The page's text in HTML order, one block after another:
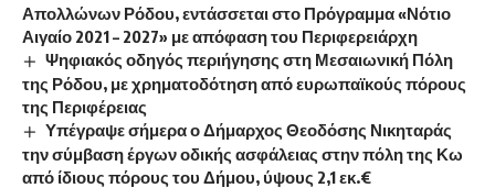
Απολλώνων Ρόδου, εντάσσεται στο Πρόγραμμα «Νότιο
Αιγαίο 2021 – 2027» με απόφαση του Περιφερειάρχη
Ψηφιακός οδηγός περιήγησης στη Μεσαιωνική Πόλη
της Ρόδου, με χρηματοδότηση από ευρωπαϊκούς πόρους
της Περιφέρειας
Υπέγραψε σήμερα ο Δήμαρχος Θεοδόσης Νικηταράς
την σύμβαση έργων οδικής ασφάλειας στην πόλη της Κω
από ίδιους πόρους του Δήμου, ύψους 2,1 εκ.€